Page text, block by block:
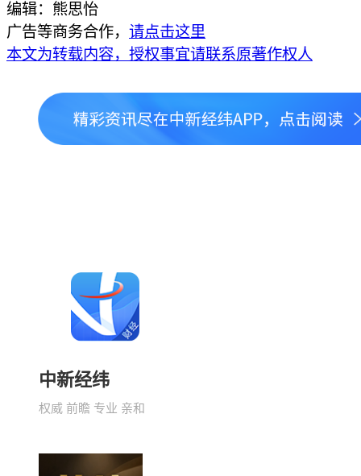
编辑：熊思怡
广告等商务合作， 请点击这里
本文为转载内容，授权事宜请联系原著作权人
中新经纬
权威 前瞻 专业 亲和